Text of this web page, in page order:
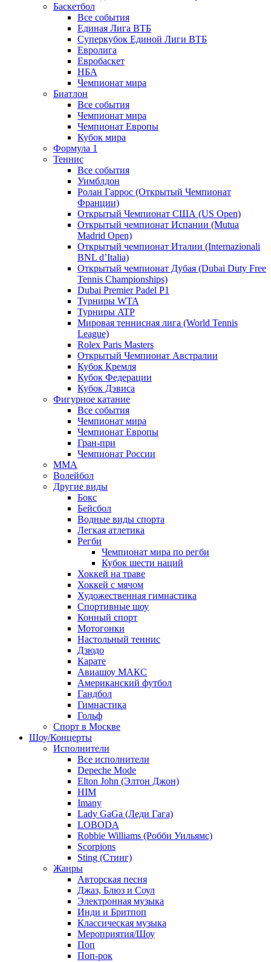
Баскетбол
Все события
Единая Лига ВТБ
Суперкубок Единой Лиги ВТБ
Евролига
Евробаскет
НБА
Чемпионат мира
Биатлон
Все события
Чемпионат мира
Чемпионат Европы
Кубок мира
Формула 1
Теннис
Все события
Уимблдон
Ролан Гаррос (Открытый Чемпионат
Франции)
Открытый Чемпионат США (US Open)
Открытый чемпионат Испании (Mutua
Madrid Open)
Открытый чемпионат Италии (Internazionali
BNL d’Italia)
Открытый чемпионат Дубая (Dubai Duty Free
Tennis Championships)
Dubai Premier Padel P1
Турниры WTA
Турниры ATP
Мировая теннисная лига (World Tennis
League)
Rolex Paris Masters
Открытый Чемпионат Австралии
Кубок Кремля
Кубок Федерации
Кубок Дэвиса
Фигурное катание
Все события
Чемпионат мира
Чемпионат Европы
Гран-при
Чемпионат России
MMA
Волейбол
Другие виды
Бокс
Бейсбол
Водные виды спорта
Легкая атлетика
Регби
Чемпионат мира по регби
Кубок шести наций
Хоккей на траве
Хоккей с мячом
Художественная гимнастика
Спортивные шоу
Конный спорт
Мотогонки
Настольный теннис
Дзюдо
Карате
Авиашоу МАКС
Американский футбол
Гандбол
Гимнастика
Гольф
Спорт в Москве
Шоу/Концерты
Исполнители
Все исполнители
Depeche Mode
Elton John (Элтон Джон)
HIM
Imany
Lady GaGa (Леди Гага)
LOBODA
Robbie Williams (Робби Уильямс)
Scorpions
Sting (Стинг)
Жанры
Авторская песня
Джаз, Блюз и Соул
Электронная музыка
Инди и Бритпоп
Классическая музыка
Мероприятия/Шоу
Поп
Поп-рок